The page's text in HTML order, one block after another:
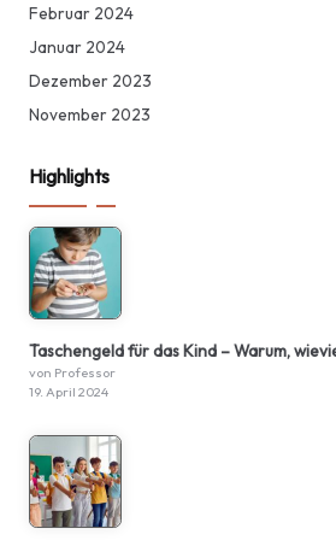
Februar 2024
Januar 2024
Dezember 2023
November 2023
Highlights
Taschengeld für das Kind – Warum,
von Professor
19. April 2024